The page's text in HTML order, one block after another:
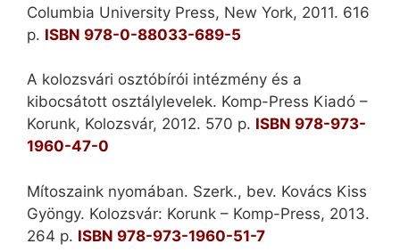
Columbia University Press, New York, 2011. 616
p. ISBN 978-0-88033-689-5
A kolozsvári osztóbírói intézmény és a
kibocsátott osztálylevelek. Komp-Press Kiadó –
Korunk, Kolozsvár, 2012. 570 p. ISBN 978-973-
1960-47-0
Mítoszaink nyomában. Szerk., bev. Kovács Kiss
Gyöngy. Kolozsvár: Korunk – Komp-Press, 2013.
264 p. ISBN 978-973-1960-51-7